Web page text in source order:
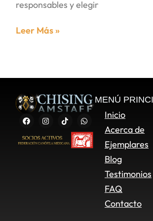
responsables y elegir
Leer Más »
MENÚ
Inicio
Acerca de
Ejemplares
Blog
Testimonios
FAQ
Contacto